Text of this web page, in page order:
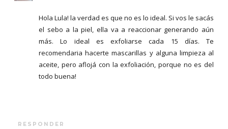
Hola Lula! la verdad es que no es lo ideal. Si vos le sacás
el sebo a la piel, ella va a reaccionar generando aún
más. Lo ideal es exfoliarse cada 15 días. Te
recomendaria hacerte mascarillas y alguna limpieza al
aceite, pero aflojá con la exfoliación, porque no es del
todo buena!
RESPONDER